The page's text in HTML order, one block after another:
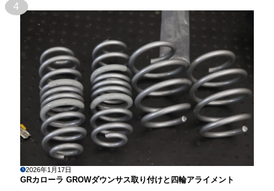
4
2026年1月17日
GRカローラ GROWダウンサス取り付けと四輪アライメント